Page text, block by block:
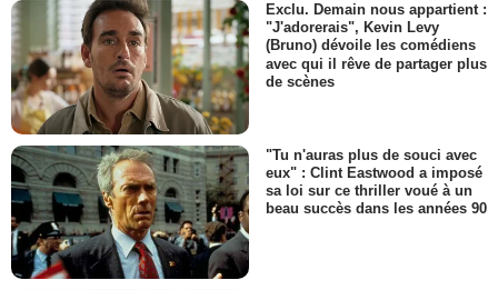
Exclu. Demain nous appartient :
"J'adorerais", Kevin Levy
(Bruno) dévoile les comédiens
avec qui il rêve de partager plus
de scènes
"Tu n'auras plus de souci avec
eux" : Clint Eastwood a imposé
sa loi sur ce thriller voué à un
beau succès dans les années 90